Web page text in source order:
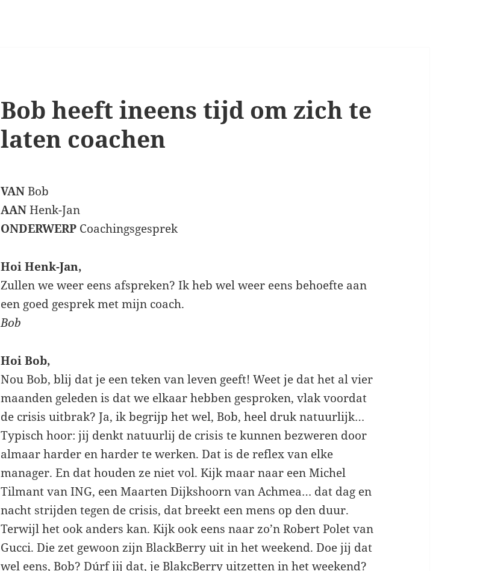
Bob heeft ineens tijd om zich te
laten coachen
VANBob
AANHenk-Jan
ONDERWERP Coachingsgesprek
Hoi Henk-Jan,
Zullen we weer eens afspreken? Ik heb wel weer eens behoefte aan
een goed gesprek met mijn coach.
Bob
Hoi Bob,
Nou Bob, blij dat je een teken van leven geeft! Weet je dat het al vier
maanden geleden is dat we elkaar hebben gesproken, vlak voordat
de crisis uitbrak? Ja, ik begrijp het wel, Bob, heel druk natuurlijk…
Typisch hoor: jij denkt natuurlij de crisis te kunnen bezweren door
almaar harder en harder te werken. Dat is de reflex van elke
manager. En dat houden ze niet vol. Kijk maar naar een Michel
Tilmant van ING, een Maarten Dijkshoorn van Achmea… dat dag en
nacht strijden tegen de crisis, dat breekt een mens op den duur.
Terwijl het ook anders kan. Kijk ook eens naar zo’n Robert Polet van
Gucci. Die zet gewoon zijn BlackBerry uit in het weekend. Doe jij dat
wel eens, Bob? Dúrf jij dat, je BlakcBerry uitzetten in het weekend?